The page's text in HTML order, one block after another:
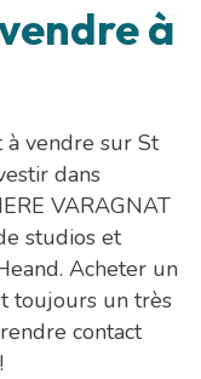
à
à vendre sur St
dans
VARAGNAT
studios et
Acheter un
toujours un très
contact